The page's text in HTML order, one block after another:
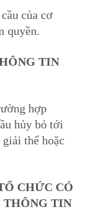
của cơ
quyền.
TIN
hợp
hủy bỏ tới
thể hoặc
CHỨC CÓ
THÔNG TIN